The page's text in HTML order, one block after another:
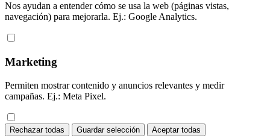
Nos ayudan a entender cómo se usa la web (páginas vistas,
navegación) para mejorarla. Ej.: Google Analytics.
Marketing
Permiten mostrar contenido y anuncios relevantes y medir
campañas. Ej.: Meta Pixel.
Rechazar todas Guardar selección Aceptar todas